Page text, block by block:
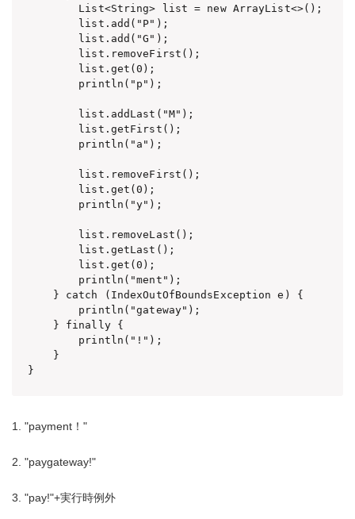
        List<String> list = new ArrayList<>();
        list.add("P");
        list.add("G");
        list.removeFirst();
        list.get(0);
        println("p");
        list.addLast("M");
        list.getFirst();
        println("a");
        list.removeFirst();
        list.get(0);
        println("y");
        list.removeLast();
        list.getLast();
        list.get(0);
        println("ment");
    } catch (IndexOutOfBoundsException e) {
        println("gateway");
    } finally {
        println("!");
    }
1. "payment！"
2. "paygateway!"
3. "pay!"+実行時例外